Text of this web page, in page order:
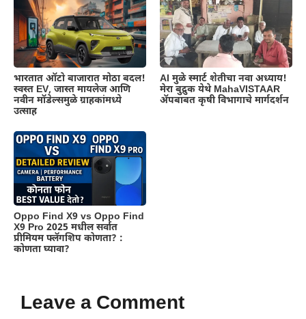
भारतात ऑटो बाजारात मोठा बदल!
स्वस्त EV, जास्त मायलेज आणि
नवीन मॉडेल्समुळे ग्राहकांमध्ये
उत्साह
AI मुळे स्मार्ट शेतीचा नवा अध्याय!
मेरा बुद्रुक येथे MahaVISTAAR
ॲपबाबत कृषी विभागाचे मार्गदर्शन
Oppo Find X9 vs Oppo Find
X9 Pro 2025 मधील सर्वात
प्रीमियम फ्लॅगशिप कोणता? :
कोणता घ्यावा?
Leave a Comment